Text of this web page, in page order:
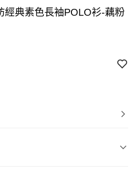
經典素色長袖POLO衫-藕粉